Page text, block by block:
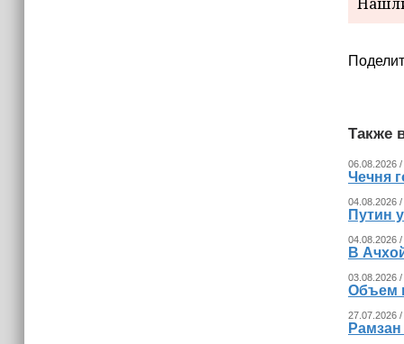
Также
06.08.2026
Чечня
04.08.2026
Путин
04.08.2026 /
В
03.08.2026
Объем
27.07.2026